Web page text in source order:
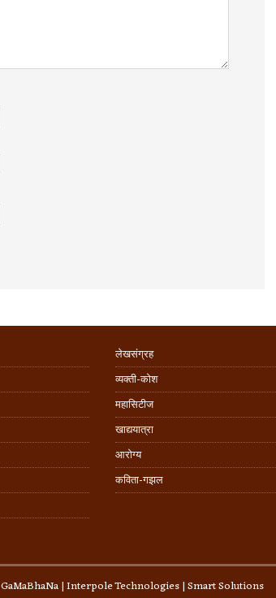
लेखसंग्रह
व्यक्ती-कोश
महासिटीज
खाद्ययात्रा
आरोग्य
कविता-गझल
GaMaBhaNa|Interpole Technologies| Smart Solutions